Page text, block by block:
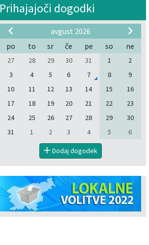
Prihajajoči dogodki
avgust 2026
po
to sr če pe so ne
27 28 29 30 31 1
2
3
4 5 6 7 8
9
10
11 12 13 14 15
16
17
18 19 20 21 22
23
24
25 26 27 28 29
30
31
1 2 3 4 5 6
Dodaj dogodek